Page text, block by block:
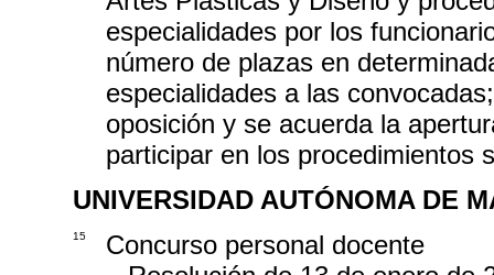
especialidades por los
número de plazas en
especialidades a las
oposición y se acuerda la
participar en los procedimientos
UNIVERSIDAD AUTÓNOMA DE
15
Concurso personal docente